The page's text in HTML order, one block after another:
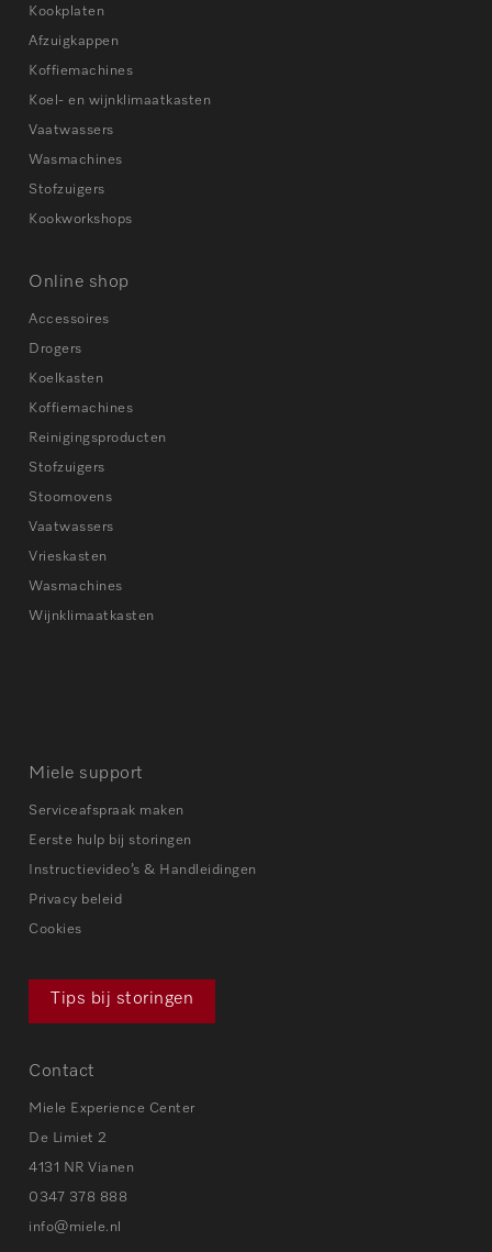
Kookplaten
Afzuigkappen
Koffiemachines
Koel- en wijnklimaatkasten
Vaatwassers
Wasmachines
Stofzuigers
Kookworkshops
Online shop
Accessoires
Drogers
Koelkasten
Koffiemachines
Reinigingsproducten
Stofzuigers
Stoomovens
Vaatwassers
Vrieskasten
Wasmachines
Wijnklimaatkasten
Miele support
Serviceafspraak maken
Eerste hulp bij storingen
Instructievideo’s & Handleidingen
Privacy beleid
Cookies
Tips bij storingen
Contact
Miele Experience Center
De Limiet 2
4131 NR Vianen
0347 378 888
info@miele.nl